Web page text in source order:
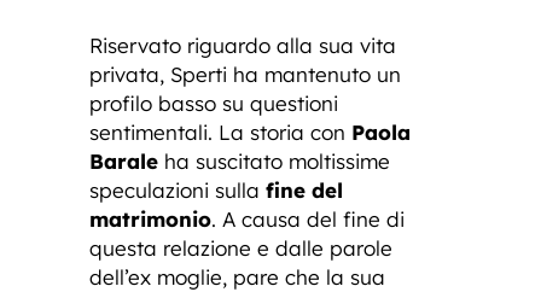
Riservato riguardo alla sua vita
privata, Sperti ha mantenuto un
profilo basso su questioni
sentimentali. La storia con Paola
Barale ha suscitato moltissime
speculazioni sulla fine del
matrimonio. A causa del fine di
questa relazione e dalle parole
dell’ex moglie, pare che la sua